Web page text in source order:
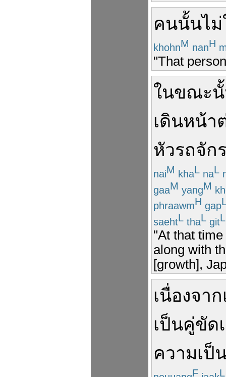
คนนั้นไ
khohnM nanH
"That
ในขณะ
เดินหน้า
หัวรถจัก
naiM khaL naL
gaaM yangM
phraawmH gap
saehtL thaL gitL
"At that
along with
[growth],
เนื่องจาก
เป็นคู่ขัด
ความเป็
F L